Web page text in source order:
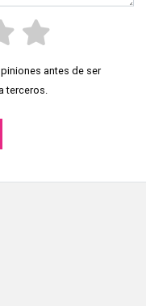
antes de ser
terceros.